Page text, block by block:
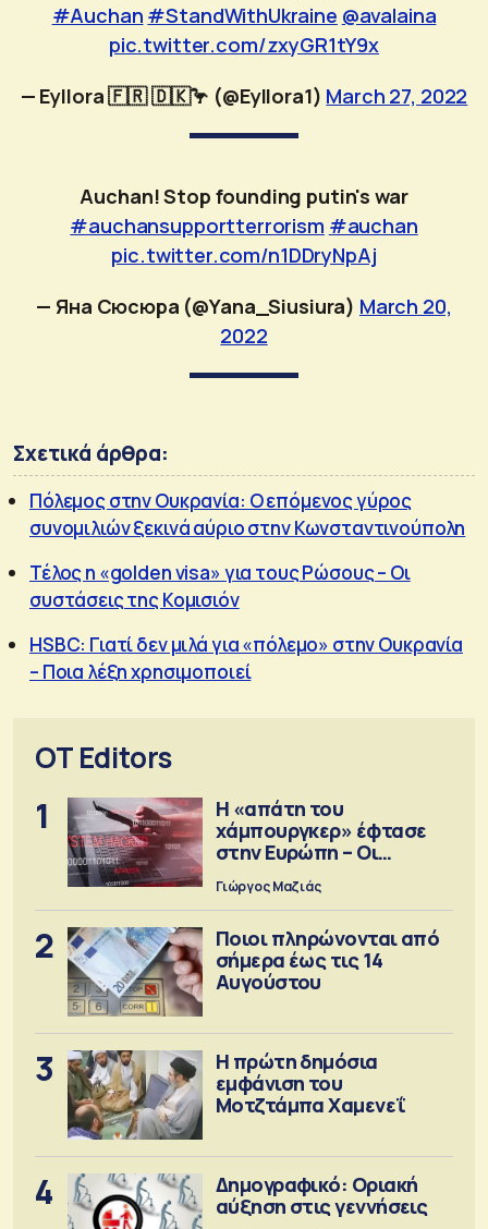
#Auchan #StandWithUkraine @avalaina
pic.twitter.com/zxyGR1tY9x
— Eyllora 🇫🇷 🇩🇰🦩 (@Eyllora1) March 27, 2022
Auchan! Stop founding putin's war
#auchansupportterrorism #auchan
pic.twitter.com/n1DDryNpAj
— Яна Сюсюра (@Yana_Siusiura) March 20,
2022
Σχετικά άρθρα:
Πόλεμος στην Ουκρανία: Ο επόμενος γύρος
συνομιλιών ξεκινά αύριο στην Κωνσταντινούπολη
Τέλος η «golden visa» για τους Ρώσους – Οι
συστάσεις της Κομισιόν
HSBC: Γιατί δεν μιλά για «πόλεμο» στην Ουκρανία
– Ποια λέξη χρησιμοποιεί
OT Editors
1
Η «απάτη του
χάμπουργκερ» έφτασε
στην Ευρώπη – Οι
προειδοποιήσεις
Γιώργος Μαζιάς
2
Ποιοι πληρώνονται από
σήμερα έως τις 14
Αυγούστου
3
Η πρώτη δημόσια
εμφάνιση του
Μοτζτάμπα Χαμενεΐ
4
Δημογραφικό: Οριακή
αύξηση στις γεννήσεις